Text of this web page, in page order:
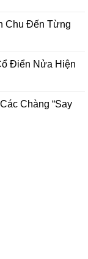
Chu Đến Từng
Điển Nửa Hiện
Chàng “Say